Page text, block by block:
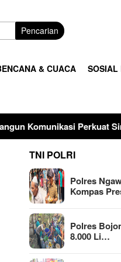
Pencarian
& CUACA SOSIAL
Sinergi untuk
TNI POLRI
Polres
Kompas
Polres
8.000 Li…